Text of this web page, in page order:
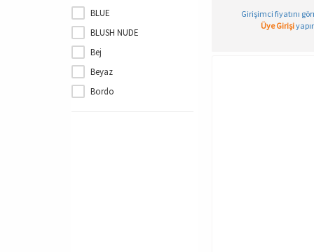
T-SHIRT
TAYT
YÜN ve TERMAL GİYİM
ÇOCUK
ÇORAP
İÇ ÇAMAŞIRI TAKIMLARI
BLUE
BLUSH NUDE
Bej
Beyaz
Bordo
Girişimci fiyatını
Üye Girişi